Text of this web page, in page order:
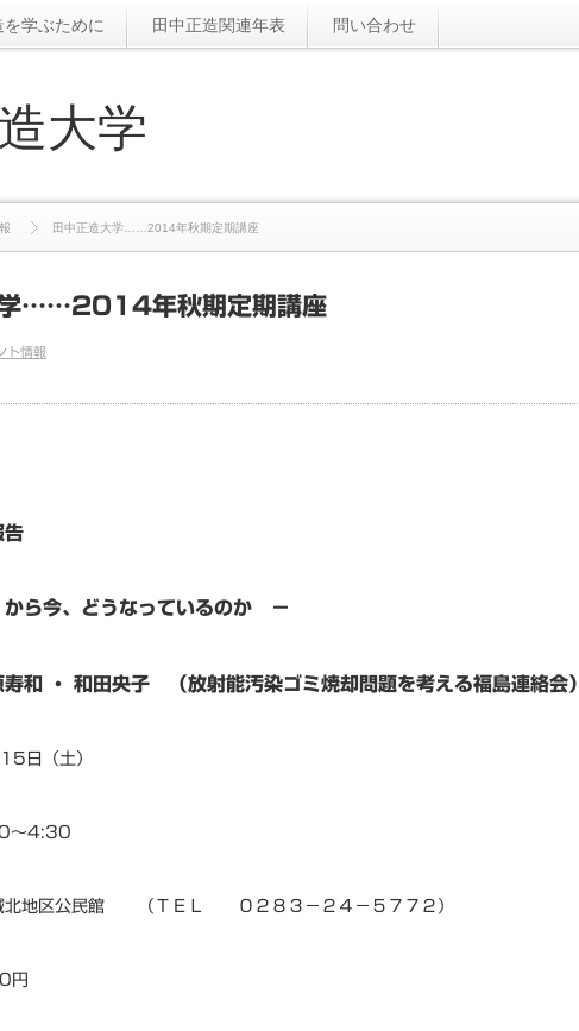
を学ぶために 田中正造関連年表 問い合わせ
大学
田中正造大学……2014年秋期定期講座
学……2014年秋期定期講座
ト情報
告
今、どうなっているのか －
・ 和田央子 （放射能汚染ゴミ焼却問題を考える福島連絡会）
日（土）
PM1:30～4:30
城北地区公民館 （ＴＥＬ ０２８３－２４－５７７２）
円